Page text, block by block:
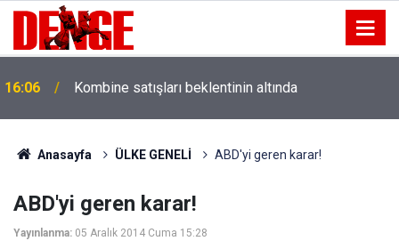
16:06 Kombine satışları beklentinin altında
Anasayfa ÜLKE GENELİ ABD'yi geren karar!
ABD'yi geren karar!
Yayınlanma: 05 Aralık 2014 Cuma 15:28